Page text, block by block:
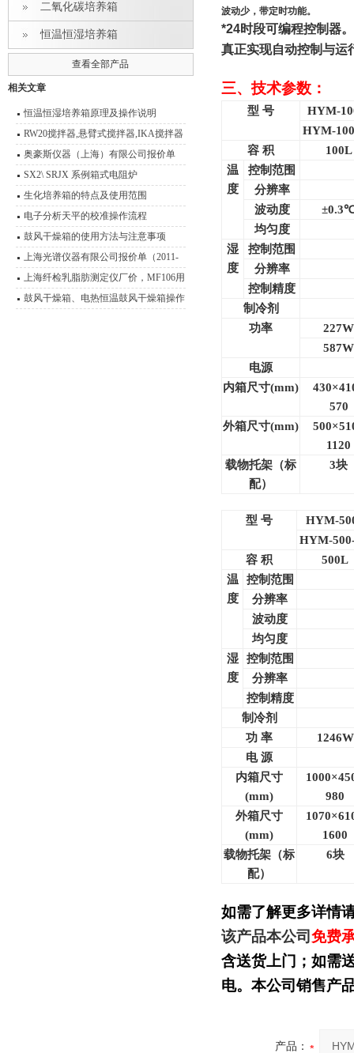
二氧化碳培养箱
恒温恒湿培养箱
查看全部产品
相关文章
恒温恒湿培养箱原理及操作说明
RW20搅拌器,悬臂式搅拌器,IKA搅拌器
奥豪斯仪器（上海）有限公司报价单
SX2\ SRJX 系例箱式电阻炉
生化培养箱的特点及使用范围
电子分析天平的校准操作流程
鼓风干燥箱的使用方法与注意事项
上海光谱仪器有限公司报价单（2011-
2012）
上海纤检乳脂肪测定仪厂价，MF106用
途说明书
鼓风干燥箱、电热恒温鼓风干燥箱操作
波动少，带定时功能。
*24时段可编程控制器
真正实现自动控制与运
三、技术参数：
型 号
HYM-
HYM-
容 积
100L
温
度
控制范围
分辨率
波动度
均匀度
湿
度
控制范围
分辨率
控制精度
制冷剂
功率
227W
587W
电源
内箱尺寸(mm)
430
570
外箱尺寸(mm)
500
1120
载物托架（标
配）
3块
型 号
HYM-
HYM-
容 积
500L
温
度
控制范围
分辨率
波动度
均匀度
湿
度
控制范围
分辨率
控制精度
制冷剂
功 率
1246W
电 源
内箱尺寸
(mm)
1000
980
外箱尺寸
(mm)
1070
1600
载物托架（标
配）
6块
如需了解更多详情
该产品本公司免费
含送货上门；如需
电。本公司销售产
产品：